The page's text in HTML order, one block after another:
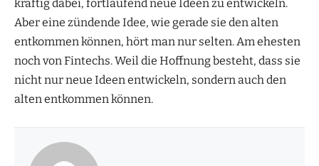
kräftig dabei, fortlaufend neue Ideen zu entwickeln.
Aber eine zündende Idee, wie gerade sie den alten
entkommen können, hört man nur selten. Am ehesten
noch von Fintechs. Weil die Hoffnung besteht, dass sie
nicht nur neue Ideen entwickeln, sondern auch den
alten entkommen können.